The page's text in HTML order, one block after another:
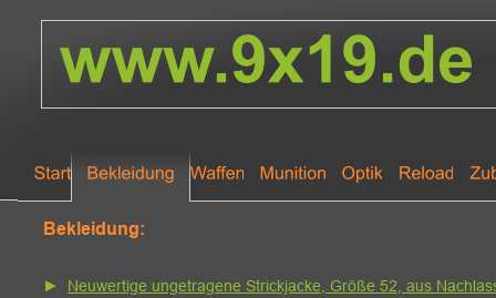
Bekleidung:
► Neuwertige ungetragene Strickjacke, Größe 52, aus